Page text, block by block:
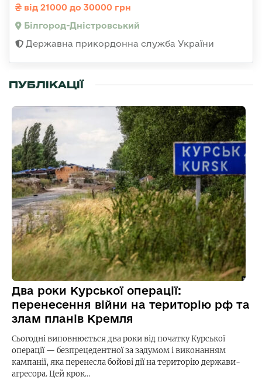
від 21000 до 30000 грн
Білгород-Дністровський
Державна прикордонна служба України
ПУБЛІКАЦІЇ
Два роки Курської операції:
перенесення війни на територію рф та
злам планів Кремля
Сьогодні виповнюється два роки від початку Курської
операції — безпрецедентної за задумом і виконанням
кампанії, яка перенесла бойові дії на територію держави-
агресора. Цей крок…